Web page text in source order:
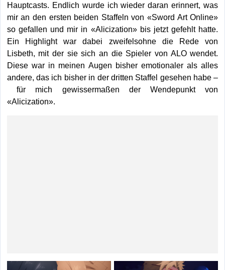
Hauptcasts. Endlich wurde ich wieder daran erinnert, was
mir an den ersten beiden Staffeln von «Sword Art Online»
so gefallen und mir in «Alicization» bis jetzt gefehlt hatte.
Ein Highlight war dabei zweifelsohne die Rede von
Lisbeth, mit der sie sich an die Spieler von ALO wendet.
Diese war in meinen Augen bisher emotionaler als alles
andere, das ich bisher in der dritten Staffel gesehen habe –
für mich gewissermaßen der Wendepunkt von
«Alicization».